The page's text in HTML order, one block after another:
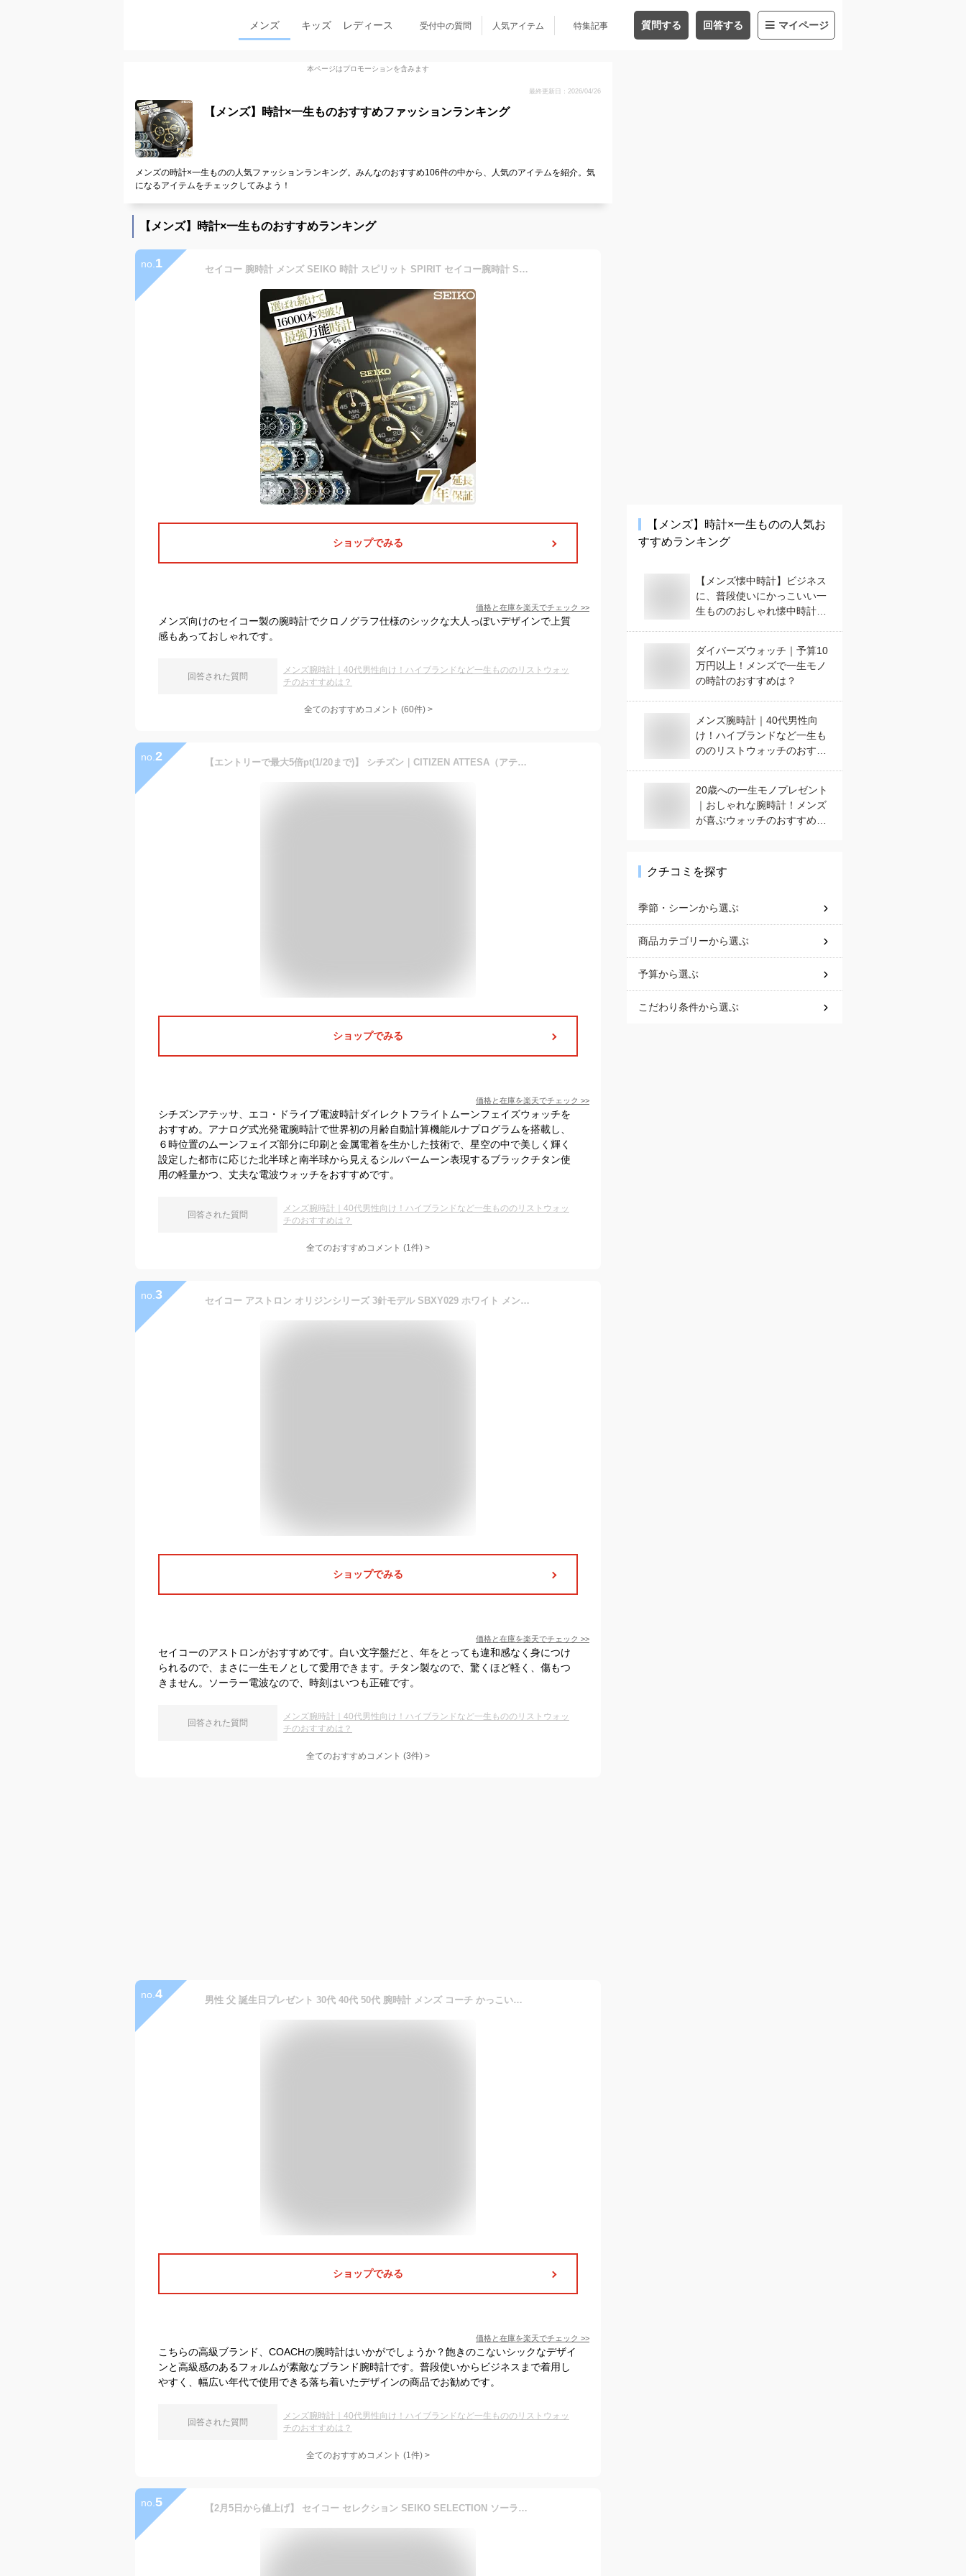
メンズ キッズ レディース 受付中の質問 人気アイテム 特集記事 質問する 回答する マイページ
本ページはプロモーションを含みます
最終更新日：2026/04/26
【メンズ】時計×一生ものおすすめファッションランキング
メンズの時計×一生ものの人気ファッションランキング。みんなのおすすめ106件の中から、人気のアイテムを紹介。気
になるアイテムをチェックしてみよう！
【メンズ】時計×一生ものおすすめランキング
no. 1 セイコー 腕時計 メンズ SEIKO 時計 スピリット SPIRIT セイコー腕時計 SBTR ビジネス 仕事 スーツ クロノ クロノグラフ フォーマル 高級感 おしゃれ メタル 革 古希 還暦 米寿 成人 お祝い 記念 FAVSEIKO ギフト 応援 父の日 クリスマス
ショップでみる
価格と在庫を楽天でチェック >>
メンズ向けのセイコー製の腕時計でクロノグラフ仕様のシックな大人っぽいデザインで上質
感もあっておしゃれです。
回答された質問
メンズ腕時計｜40代男性向け！ハイブランドなど一生もののリストウォッ
チのおすすめは？
全てのおすすめコメント (60件) >
no. 2 【エントリーで最大5倍pt(1/20まで)】 シチズン｜CITIZEN ATTESA（アテッサ） エコ・ドライブ電波時計［ソーラー電波時計］ ダイレクトフライト ムーンフェイズ BY1006-62E
ショップでみる
価格と在庫を楽天でチェック >>
シチズンアテッサ、エコ・ドライブ電波時計ダイレクトフライトムーンフェイズウォッチを
おすすめ。アナログ式光発電腕時計で世界初の月齢自動計算機能ルナプログラムを搭載し、
６時位置のムーンフェイズ部分に印刷と金属電着を生かした技術で、星空の中で美しく輝く
設定した都市に応じた北半球と南半球から見えるシルバームーン表現するブラックチタン使
用の軽量かつ、丈夫な電波ウォッチをおすすめです。
回答された質問
メンズ腕時計｜40代男性向け！ハイブランドなど一生もののリストウォッ
チのおすすめは？
全てのおすすめコメント (1件) >
no. 3 セイコー アストロン オリジンシリーズ 3針モデル SBXY029 ホワイト メンズ 腕時計 ソーラー電波 チタン シルバー 日本製
ショップでみる
価格と在庫を楽天でチェック >>
セイコーのアストロンがおすすめです。白い文字盤だと、年をとっても違和感なく身につけ
られるので、まさに一生モノとして愛用できます。チタン製なので、驚くほど軽く、傷もつ
きません。ソーラー電波なので、時刻はいつも正確です。
回答された質問
メンズ腕時計｜40代男性向け！ハイブランドなど一生もののリストウォッ
チのおすすめは？
全てのおすすめコメント (3件) >
no. 4 男性 父 誕生日プレゼント 30代 40代 50代 腕時計 メンズ コーチ かっこいい シンプル ブラック ステンレス 彼氏 旦那 父親 祖父 ギフト 贈り物 バレンタインデー
ショップでみる
価格と在庫を楽天でチェック >>
こちらの高級ブランド、COACHの腕時計はいかがでしょうか？飽きのこないシックなデザイ
ンと高級感のあるフォルムが素敵なブランド腕時計です。普段使いからビジネスまで着用し
やすく、幅広い年代で使用できる落ち着いたデザインの商品でお勧めです。
回答された質問
メンズ腕時計｜40代男性向け！ハイブランドなど一生もののリストウォッ
チのおすすめは？
全てのおすすめコメント (1件) >
no. 5 【2月5日から値上げ】 セイコー セレクション SEIKO SELECTION ソーラー 腕時計 ペアモデル メンズ SBPX103
【メンズ】 時計×一生ものの人気お
すすめランキング
【メンズ懐中時計】ビジネス
に、普段使いにかっこいい一
生もののおしゃれ懐中時計の
ダイバーズウォッチ｜予算10
万円以上！メンズで一生モノ
の時計のおすすめは？
メンズ腕時計｜40代男性向
け！ハイブランドなど一生も
ののリストウォッチのおすす
20歳への一生モノプレゼント
｜おしゃれな腕時計！メンズ
が喜ぶウォッチのおすすめ
クチコミを探す
季節・シーンから選ぶ
商品カテゴリーから選ぶ
予算から選ぶ
こだわり条件から選ぶ